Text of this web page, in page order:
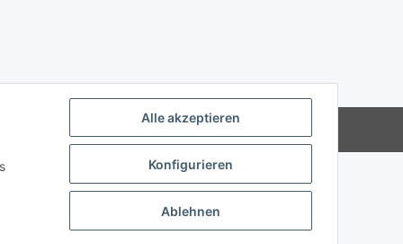
Alle akzeptieren
Konfigurieren
Ablehnen